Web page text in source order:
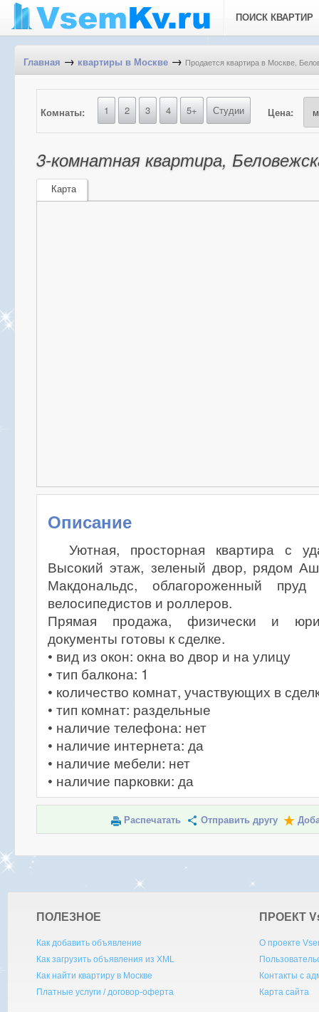
ПОИСК КВАРТИР
Главная → квартиры в Москве → Продается квартира в Москве,
Комнаты: 1 2 3 4 5+ Студии Цена:
3-комнатная квартира,
Карта
Описание
Уютная, просторная квартира с
Высокий этаж, зеленый двор, рядом
Макдональдс, облагороженный
велосипедистов и роллеров.
Прямая продажа, физически и
документы готовы к сделке.
• вид из окон: окна во двор и на улицу
• тип балкона: 1
• количество комнат, участвующих в
• тип комнат: раздельные
• наличие телефона: нет
• наличие интернета: да
• наличие мебели: нет
• наличие парковки: да
Распечатать Отправить другу
ПОЛЕЗНОЕ
Как добавить объявление
Как загрузить объявления из XML
Как найти квартиру в Москве
Платные услуги / договор-оферта
ПРОЕКТ V
О проекте
Контакты с
Карта сайта